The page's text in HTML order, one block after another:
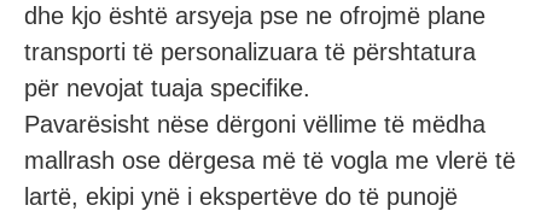
dhe kjo është arsyeja pse ne ofrojmë plane
transporti të personalizuara të përshtatura
për nevojat tuaja specifike.
Pavarësisht nëse dërgoni vëllime të mëdha
mallrash ose dërgesa më të vogla me vlerë të
lartë, ekipi ynë i ekspertëve do të punojë